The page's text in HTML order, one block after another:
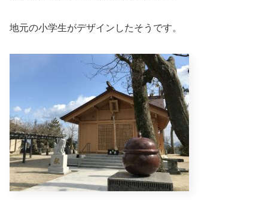
地元の小学生がデザインしたそうです。